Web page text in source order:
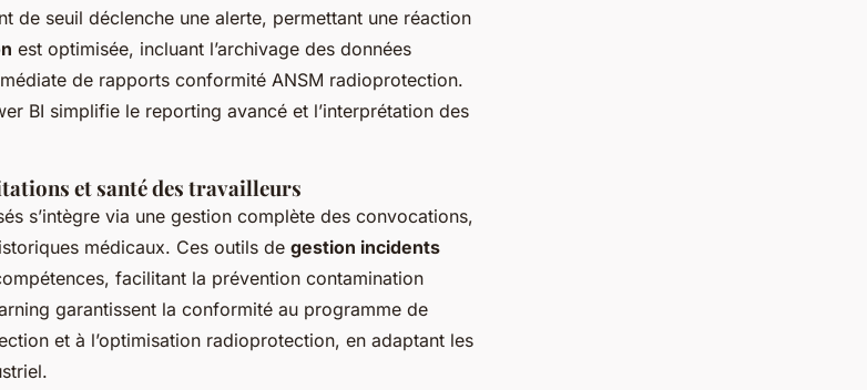
de seuil déclenche une alerte, permettant une réaction
est optimisée, incluant l’archivage des données
de rapports conformité ANSM radioprotection.
BI simplifie le reporting avancé et l’interprétation des
et santé des travailleurs
s’intègre via une gestion complète des convocations,
médicaux. Ces outils de gestion incidents
facilitant la prévention contamination
garantissent la conformité au programme de
et à l’optimisation radioprotection, en adaptant les